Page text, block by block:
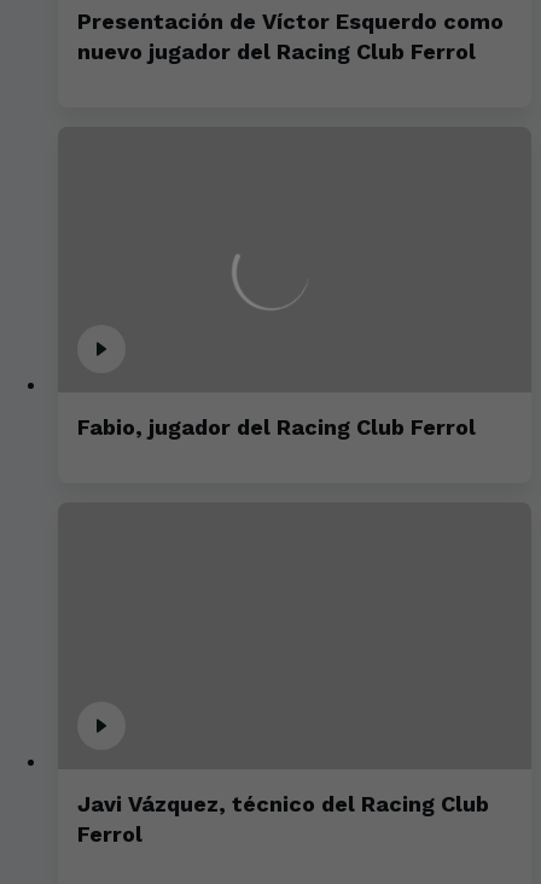
Presentación de Víctor Esquerdo como
nuevo jugador del Racing Club Ferrol
Fabio, jugador del Racing Club Ferrol
Javi Vázquez, técnico del Racing Club
Ferrol